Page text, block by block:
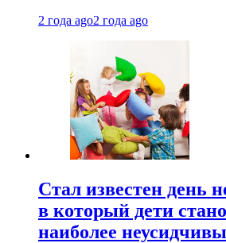
2 года ago2 года ago
Стал известен день
в который дети
наиболее